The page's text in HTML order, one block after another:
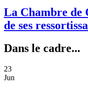
La Chambre de
de ses
Dans le cadre...
23
Jun